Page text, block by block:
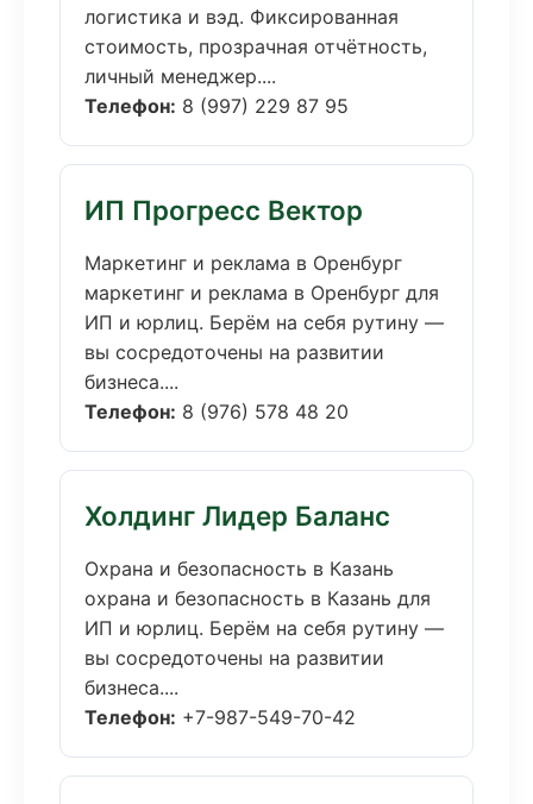
логистика и вэд. Фиксированная
стоимость, прозрачная отчётность,
личный менеджер....
Телефон: 8 (997) 229 87 95
ИП Прогресс Вектор
Маркетинг и реклама в Оренбург
маркетинг и реклама в Оренбург для
ИП и юрлиц. Берём на себя рутину —
вы сосредоточены на развитии
бизнеса....
Телефон: 8 (976) 578 48 20
Холдинг Лидер Баланс
Охрана и безопасность в Казань
охрана и безопасность в Казань для
ИП и юрлиц. Берём на себя рутину —
вы сосредоточены на развитии
бизнеса....
Телефон: +7-987-549-70-42